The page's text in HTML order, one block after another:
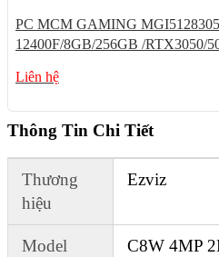
PC MCM GAMING
12400F/8GB/256GB /RTX3050/
Liên hệ
Thông Tin Chi Tiết
Thương
hiệu
Ezviz
Model C8W 4MP